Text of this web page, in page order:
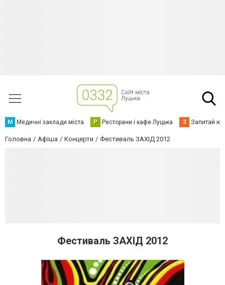
М Медичні заклади міста Р Ресторани і кафе Луцька З Запитай
Головна Афіша Концерти Фестиваль ЗАХІД 2012
Фестиваль ЗАХІД 2012